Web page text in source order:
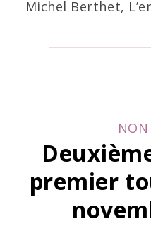
Michel Berthet,
NON
premier